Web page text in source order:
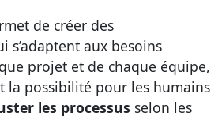
de créer des
s’adaptent aux besoins
projet et de chaque équipe,
la possibilité pour les humains
les processus selon les